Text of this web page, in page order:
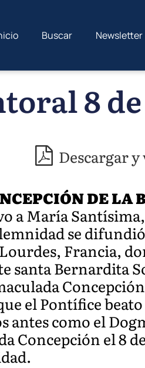
Buscar Newsletter
8
Descargar y
DE LA
a María
se
Francia,
santa Bernardita
el Pontífice beato
como el
Concepción el 8